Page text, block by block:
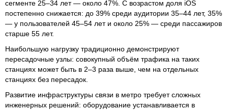
сегменте 25–34 лет — около 47%. С возрастом доля iOS
постепенно снижается: до 39% среди аудитории 35–44 лет, 35%
— у пользователей 45–54 лет и около 25% — среди пассажиров
старше 55 лет.
Наибольшую нагрузку традиционно демонстрируют
пересадочные узлы: совокупный объём трафика на таких
станциях может быть в 2–3 раза выше, чем на отдельных
станциях без пересадок.
Развитие инфраструктуры связи в метро требует сложных
инженерных решений: оборудование устанавливается в